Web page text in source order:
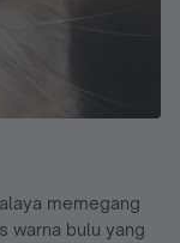
memegang
warna bulu yang